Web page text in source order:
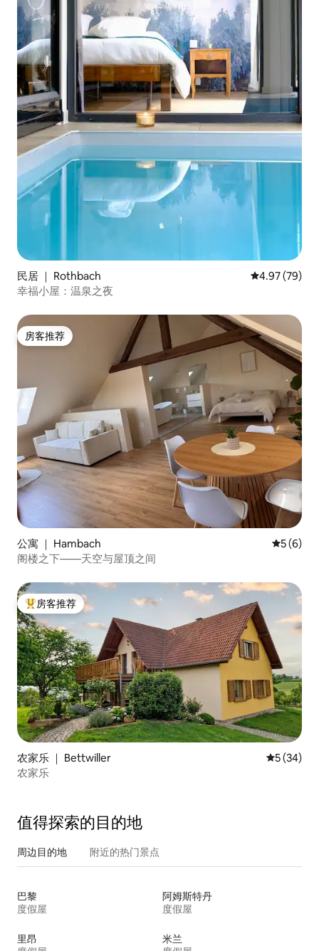
民居 ｜ Rothbach 平均评分
4.97 (79)
幸福小屋：温泉之夜
房客推荐
房客推荐
公寓 ｜ Hambach 平均评分
5 (6)
阁楼之下——天空与屋顶之间
热门「房客推荐」
房客推荐
农家乐 ｜ Bettwiller 平均评分
5 (34)
农家乐
值得探索的目的地
周边目的地 附近的热门景点
巴黎
度假屋
阿姆斯特丹
度假屋
里昂
米兰